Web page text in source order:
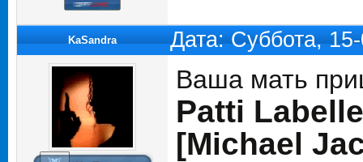
KaSandra Дата: Суббота,
Ваша мать
Patti
[Michael